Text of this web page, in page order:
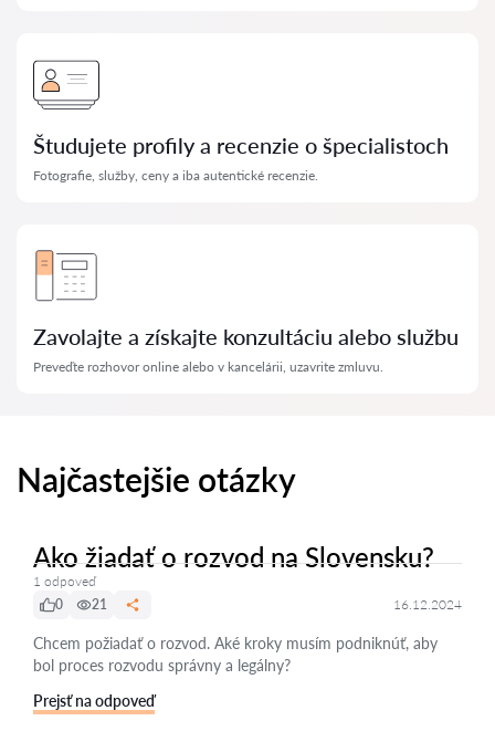
Študujete profily a recenzie o špecialistoch
Fotografie, služby, ceny a iba autentické recenzie.
Zavolajte a získajte konzultáciu alebo službu
Preveďte rozhovor online alebo v kancelárii, uzavrite zmluvu.
Najčastejšie otázky
Ako žiadať o rozvod na Slovensku?
1 odpoveď
0
21 16.12.2024
Chcem požiadať o rozvod. Aké kroky musím podniknúť, aby
bol proces rozvodu správny a legálny?
Prejsť na odpoveď